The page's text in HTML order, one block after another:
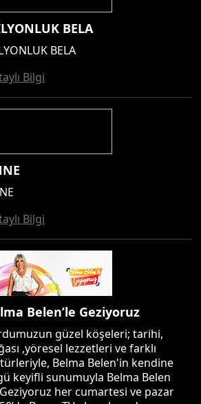
BELA
BELA
Bilgi
Bilgi
Belen’le Geziyoruz
güzel köşeleri; tarihi,
,yöresel lezzetleri ve farklı
Belma Belen'in kendine
keyifli sunumuyla Belma Belen
her cumartesi ve pazar